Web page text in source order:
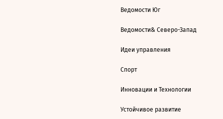
Ведомости Юг
Ведомости& Северо-Запад
Идеи управления
Спорт
Инновации и Технологии
Устойчивое развитие